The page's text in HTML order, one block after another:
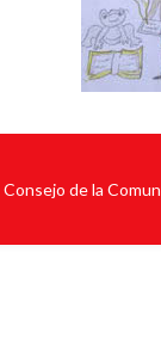
Consejo de la